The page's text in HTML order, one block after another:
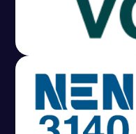
Gratis
Geen lekkage? Geen
Vast tarief van €
Rapport binnen 3
100% RIsicovrij.